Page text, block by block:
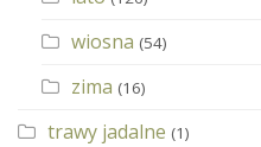
wiosna (54)
zima (16)
trawy jadalne (1)